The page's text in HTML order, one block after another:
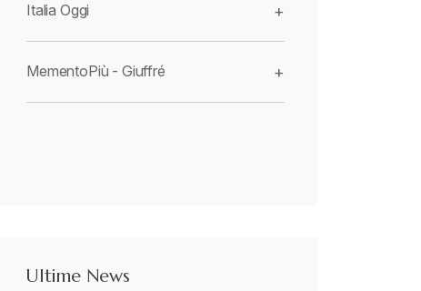
Italia Oggi +
MementoPiù - Giuffré +
Ultime News